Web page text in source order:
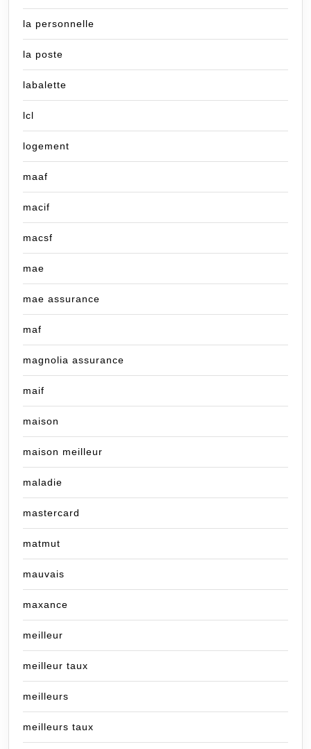
la personnelle
la poste
labalette
lcl
logement
maaf
macif
macsf
mae
mae assurance
maf
magnolia assurance
maif
maison
maison meilleur
maladie
mastercard
matmut
mauvais
maxance
meilleur
meilleur taux
meilleurs
meilleurs taux